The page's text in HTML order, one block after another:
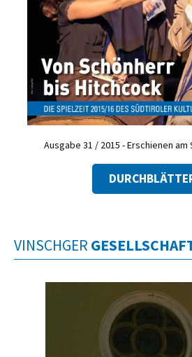
Ausgabe 31 / 2015 - Erschienen
VINSCHGER